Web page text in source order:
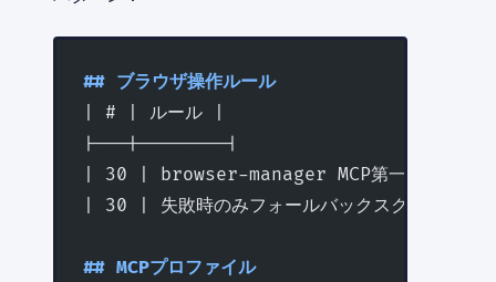
## ブラウザ操作ルール
| # | ルール |
|---|--------|
| 30 | browser-manager MCP第一優先で使
| 30 | 失敗時のみフォールバックスクリプト使
## MCPプロファイル